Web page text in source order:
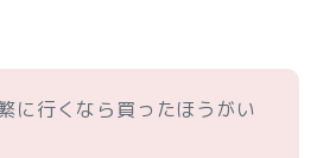
に行くなら買ったほうがい